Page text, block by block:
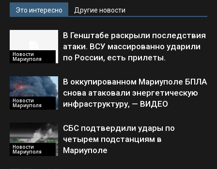
Это интересно Другие новости
Новости
Мариуполя
В Генштабе раскрыли последствия
атаки. ВСУ массированно ударили
по России, есть прилеты.
Новости
Мариуполя
В оккупированном Мариуполе БПЛА
снова атаковали энергетическую
инфраструктуру, — ВИДЕО
Новости
Мариуполя
СБС подтвердили удары по
четырем подстанциям в
Мариуполе